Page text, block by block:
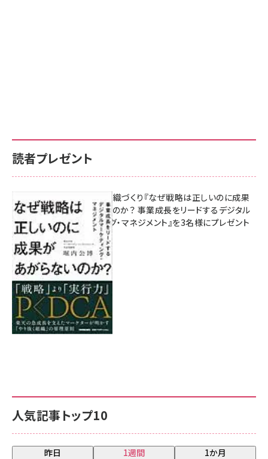
人気記事トップ10
昨日 1週間 1か月
読者プレゼント
成果を生む組織づくり『なぜ戦略は正しいのに成果
があがらないのか？ 事業成長をリードするデジタル
マーケティング・マネジメント』を3名様にプレゼント
8月7日 10:00